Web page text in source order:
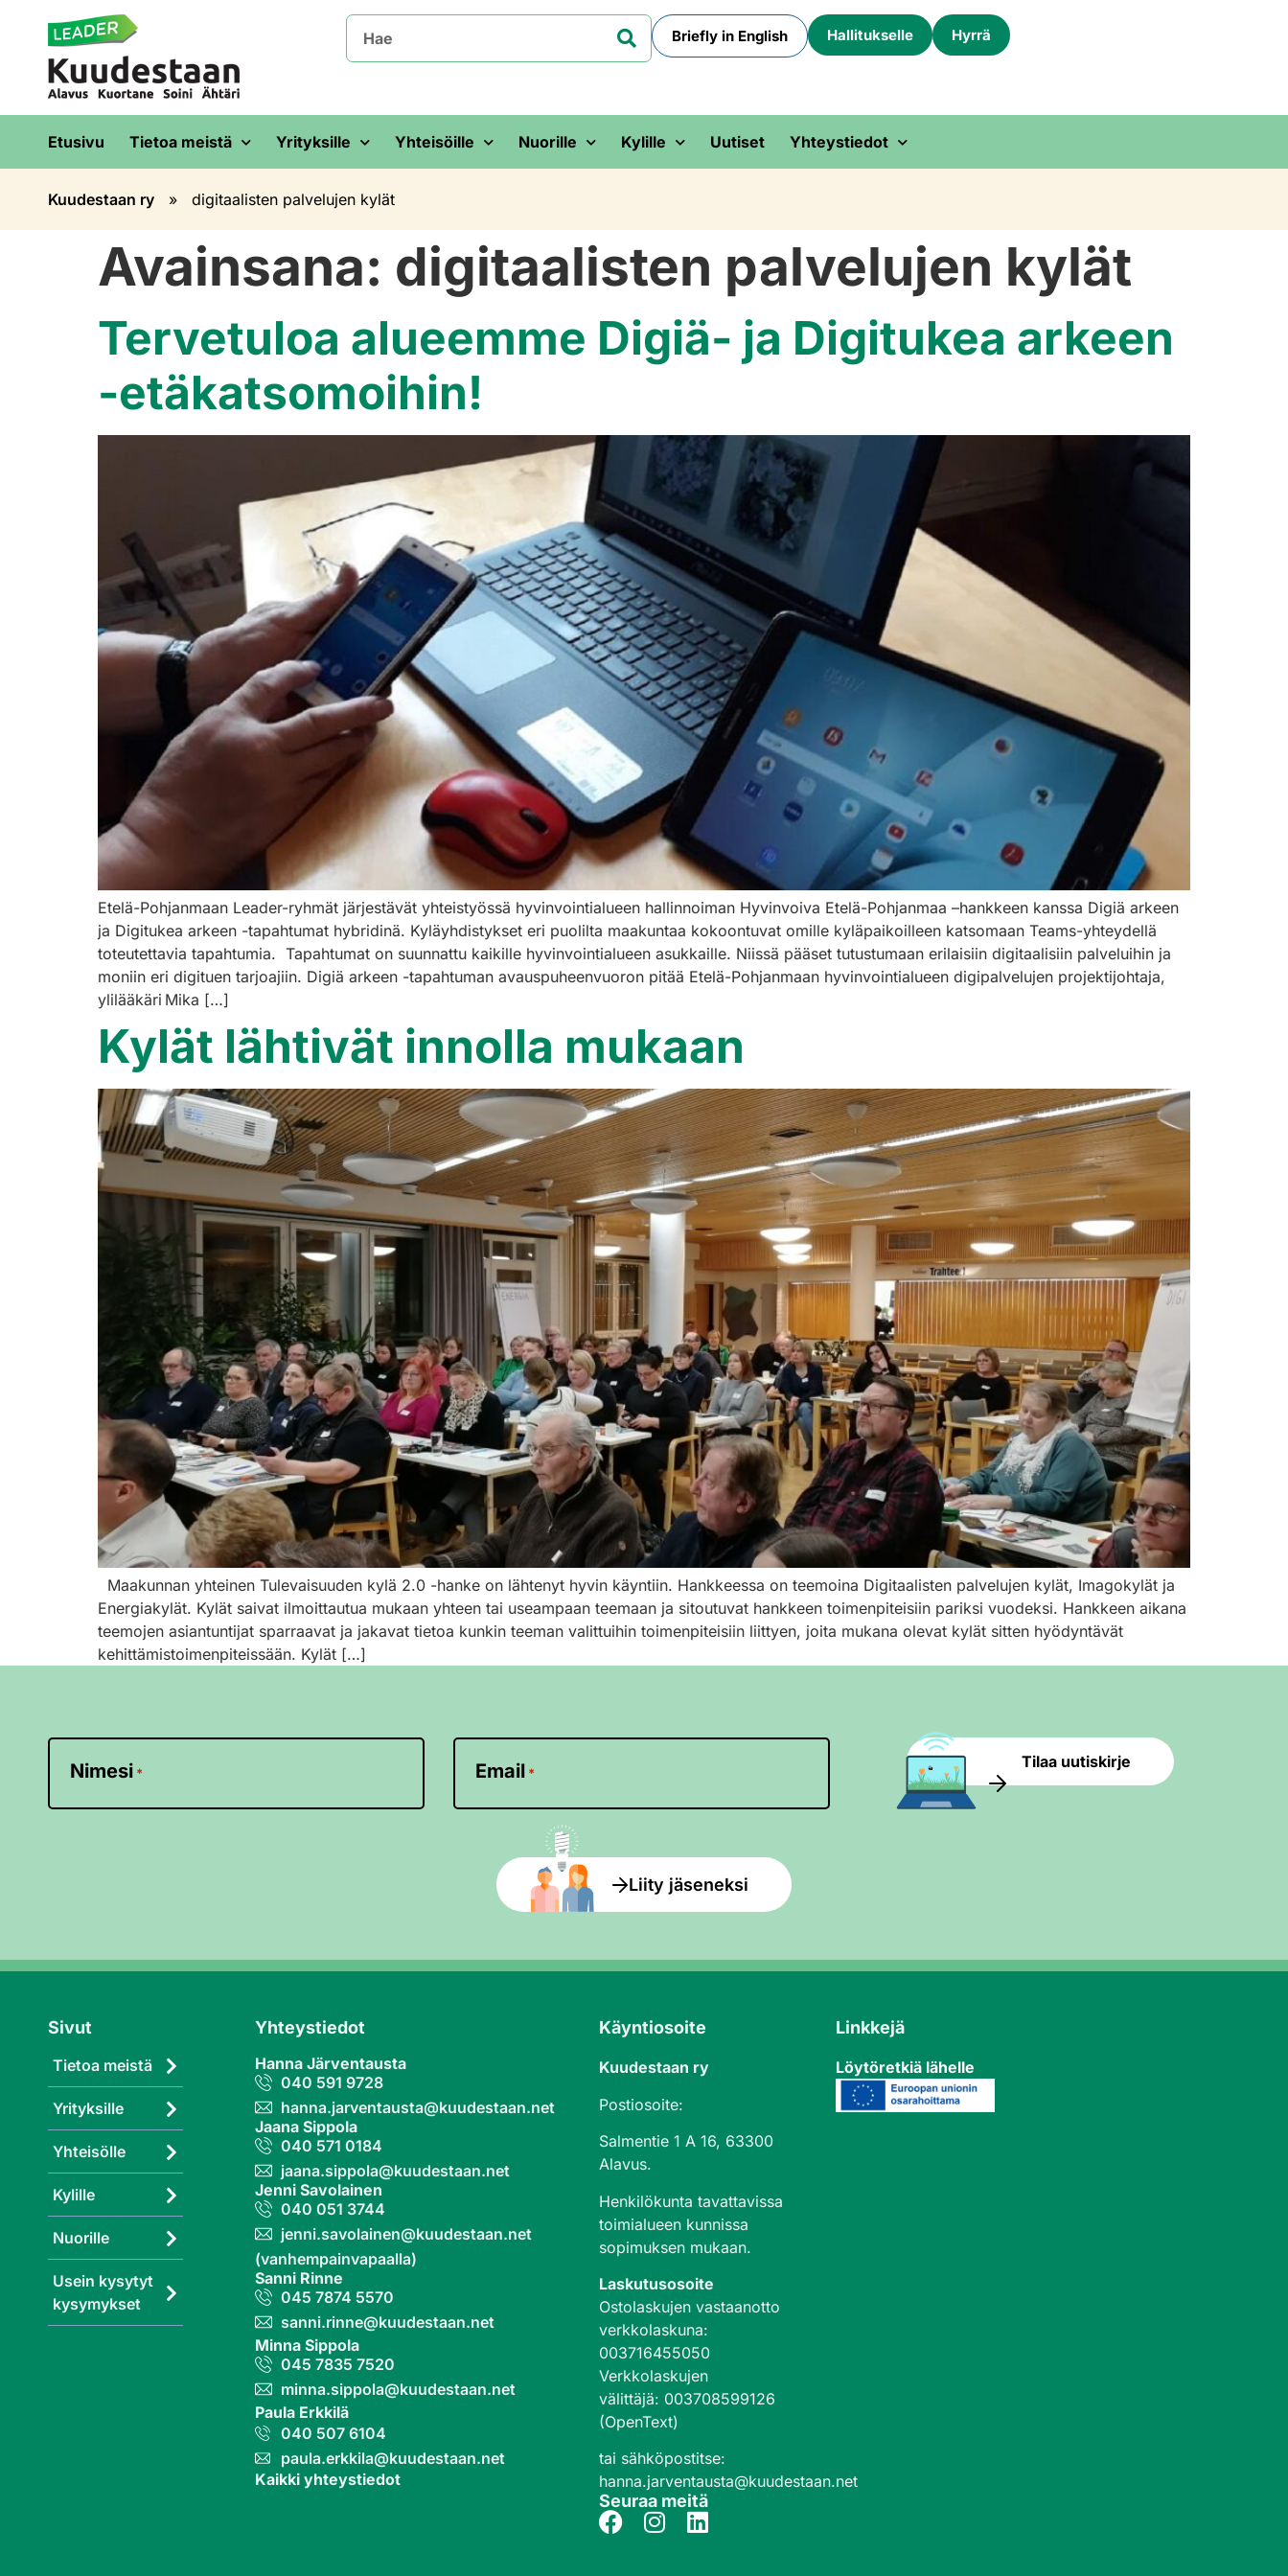
Briefly in English Hallitukselle Hyrrä
Etusivu Tietoa meistä Yrityksille Yhteisöille Nuorille Kylille Uutiset Yhteystiedot
Kuudestaan ry » digitaalisten palvelujen kylät
Avainsana: digitaalisten palvelujen kylät
Tervetuloa alueemme Digiä- ja Digitukea arkeen
-etäkatsomoihin!
Etelä-Pohjanmaan Leader-ryhmät järjestävät yhteistyössä hyvinvointialueen hallinnoiman Hyvinvoiva Etelä-Pohjanmaa –hankkeen kanssa Digiä arkeen
ja Digitukea arkeen -tapahtumat hybridinä. Kyläyhdistykset eri puolilta maakuntaa kokoontuvat omille kyläpaikoilleen katsomaan Teams-yhteydellä
toteutettavia tapahtumia. Tapahtumat on suunnattu kaikille hyvinvointialueen asukkaille. Niissä pääset tutustumaan erilaisiin digitaalisiin palveluihin ja
moniin eri digituen tarjoajiin. Digiä arkeen -tapahtuman avauspuheenvuoron pitää Etelä-Pohjanmaan hyvinvointialueen digipalvelujen projektijohtaja,
ylilääkäri Mika […]
Kylät lähtivät innolla mukaan
Maakunnan yhteinen Tulevaisuuden kylä 2.0 -hanke on lähtenyt hyvin käyntiin. Hankkeessa on teemoina Digitaalisten palvelujen kylät, Imagokylät ja
Energiakylät. Kylät saivat ilmoittautua mukaan yhteen tai useampaan teemaan ja sitoutuvat hankkeen toimenpiteisiin pariksi vuodeksi. Hankkeen aikana
teemojen asiantuntijat sparraavat ja jakavat tietoa kunkin teeman valittuihin toimenpiteisiin liittyen, joita mukana olevat kylät sitten hyödyntävät
kehittämistoimenpiteissään. Kylät […]
Nimesi * Email *
Tilaa uutiskirje
Liity jäseneksi
Sivut
Tietoa meistä
Yrityksille
Yhteisölle
Kylille
Nuorille
Usein kysytyt
kysymykset
Yhteystiedot
Hanna Järventausta
040 591 9728
hanna.jarventausta@kuudestaan.net
Jaana Sippola
040 571 0184
jaana.sippola@kuudestaan.net
Jenni Savolainen
040 051 3744
jenni.savolainen@kuudestaan.net
(vanhempainvapaalla)
Sanni Rinne
045 7874 5570
sanni.rinne@kuudestaan.net
Minna Sippola
045 7835 7520
minna.sippola@kuudestaan.net
Paula Erkkilä
040 507 6104
paula.erkkila@kuudestaan.net
Kaikki yhteystiedot
Käyntiosoite
Kuudestaan ry
Postiosoite:
Salmentie 1 A 16, 63300
Alavus.
Henkilökunta tavattavissa
toimialueen kunnissa
sopimuksen mukaan.
Laskutusosoite
Ostolaskujen vastaanotto
verkkolaskuna:
003716455050
Verkkolaskujen
välittäjä: 003708599126
(OpenText)
tai sähköpostitse:
hanna.jarventausta@kuudestaan.net
Seuraa meitä
Linkkejä
Löytöretkiä lähelle